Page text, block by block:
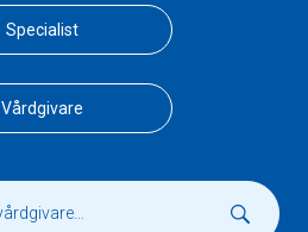
Specialist
Vårdgivare